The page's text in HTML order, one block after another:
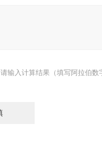
请输入计算结果（填写阿拉伯数